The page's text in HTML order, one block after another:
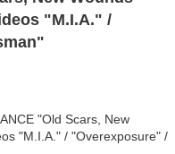
"M.I.A." /